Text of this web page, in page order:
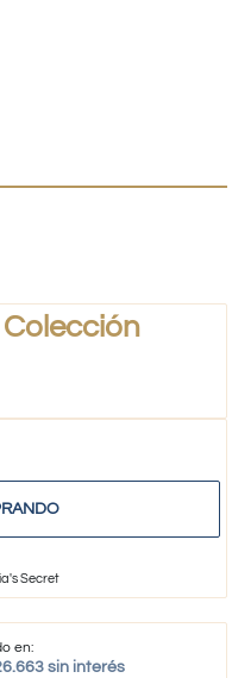
Colección
Secret
en:
sin interés